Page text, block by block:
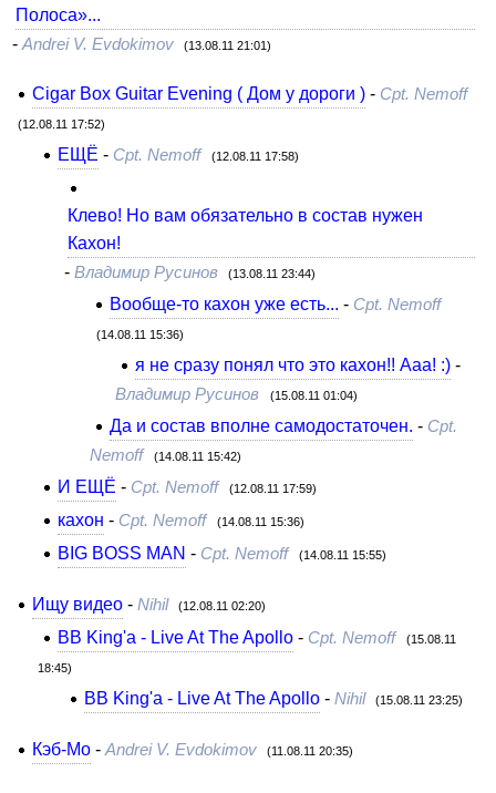
Полоса»...
- Andrei V. Evdokimov (13.08.11 21:01)
Cigar Box Guitar Evening ( Дом у дороги )- Cpt. Nemoff
(12.08.11 17:52)
ЕЩЁ - Cpt. Nemoff (12.08.11 17:58)
Клево! Но вам обязательно в состав нужен
Кахон!
- Владимир Русинов (13.08.11 23:44)
Вообще-то кахон уже есть... - Cpt. Nemoff
(14.08.11 15:36)
я не сразу понял что это кахон!! Ааа! :) -
Владимир Русинов (15.08.11 01:04)
Да и состав вполне самодостаточен. - Cpt.
Nemoff
(14.08.11 15:42)
И ЕЩЁ - Cpt. Nemoff (12.08.11 17:59)
кахон - Cpt. Nemoff (14.08.11 15:36)
BIG BOSS MAN - Cpt. Nemoff (14.08.11 15:55)
Ищу видео- Nihil (12.08.11 02:20)
BB King'а - Live At The Apollo - Cpt. Nemoff (15.08.11
18:45)
BB King'а - Live At The Apollo- Nihil (15.08.11 23:25)
Кэб-Мо- Andrei V. Evdokimov (11.08.11 20:35)